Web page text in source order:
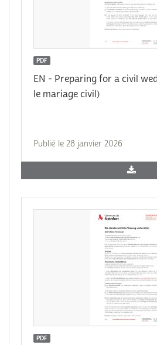
PDF
EN - Preparing for a civil
le mariage civil)
Publié le 28 janvier 2026
PDF